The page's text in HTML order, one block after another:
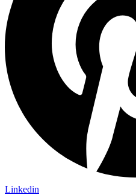
Linkedin